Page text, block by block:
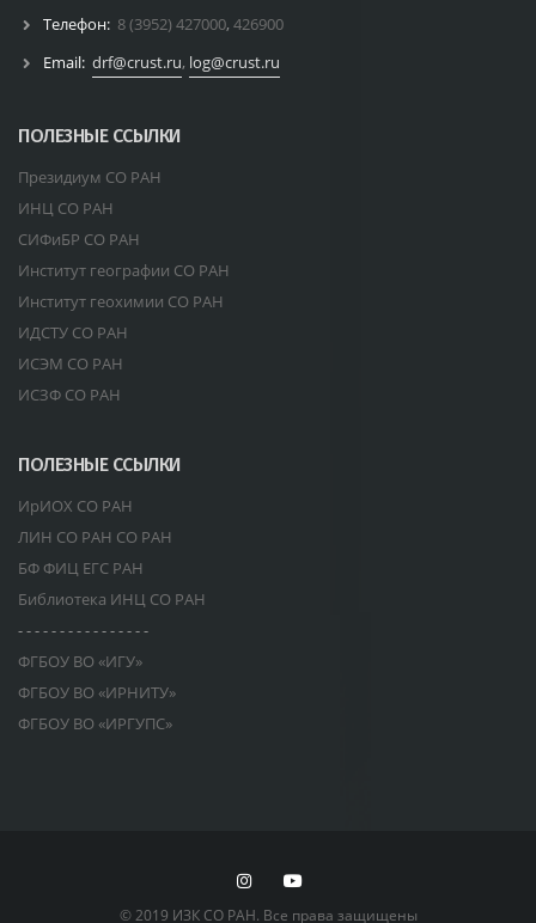
Телефон: 8 (3952) 427000, 426900
Email: drf@crust.ru, log@crust.ru
ПОЛЕЗНЫЕ ССЫЛКИ
Президиум СО РАН
ИНЦ СО РАН
СИФиБР СО РАН
Институт географии СО РАН
Институт геохимии СО РАН
ИДСТУ СО РАН
ИСЭМ СО РАН
ИСЗФ СО РАН
ПОЛЕЗНЫЕ ССЫЛКИ
ИрИОХ СО РАН
ЛИН СО РАН СО РАН
БФ ФИЦ ЕГС РАН
Библиотека ИНЦ СО РАН
- - - - - - - - - - - - - - - -
ФГБОУ ВО «ИГУ»
ФГБОУ ВО «ИРНИТУ»
ФГБОУ ВО «ИРГУПС»
© 2019 ИЗК СО РАН. Все права защищены